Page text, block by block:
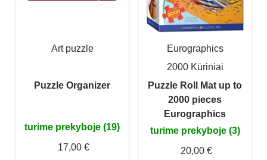
Art puzzle
Puzzle Organizer
turime prekyboje (19)
17,00 €
Eurographics
2000 Kūriniai
Puzzle Roll Mat up to
2000 pieces
Eurographics
turime prekyboje (3)
20,00 €